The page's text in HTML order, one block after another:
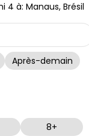
4 à: Manaus, Brésil
Après-demain
8+